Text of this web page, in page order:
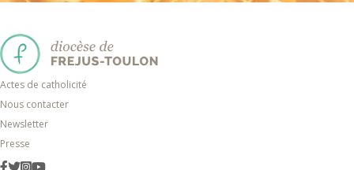
Actes de catholicité
Nous contacter
Newsletter
Presse